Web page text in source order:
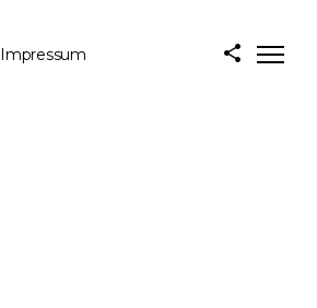
Impressum